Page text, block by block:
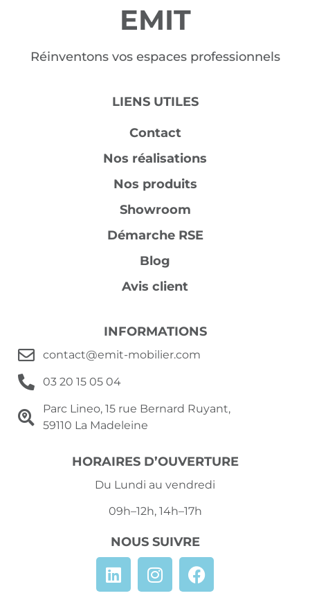
EMIT
Réinventons vos espaces professionnels
LIENS UTILES
Contact
Nos réalisations
Nos produits
Showroom
Démarche RSE
Blog
Avis client
INFORMATIONS
contact@emit-mobilier.com
03 20 15 05 04
Parc Lineo, 15 rue Bernard Ruyant,
59110 La Madeleine
HORAIRES D’OUVERTURE
Du Lundi au vendredi
09h–12h, 14h–17h
NOUS SUIVRE